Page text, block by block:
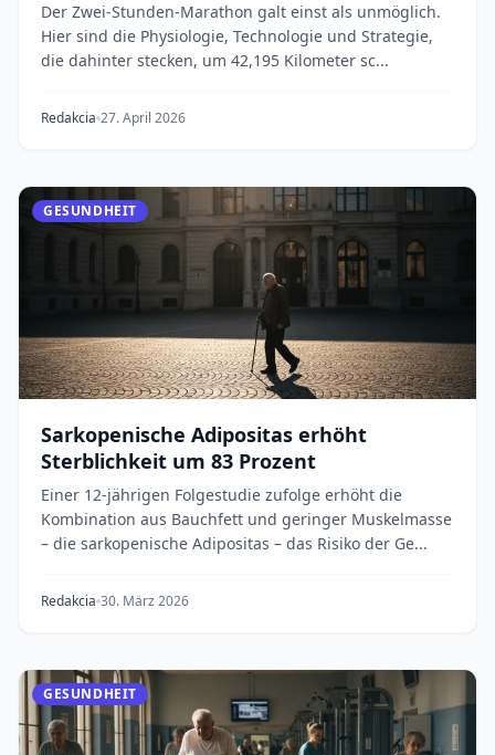
Der Zwei-Stunden-Marathon galt einst als unmöglich.
Hier sind die Physiologie, Technologie und Strategie,
die dahinter stecken, um 42,195 Kilometer sc...
Redakcia 27. April 2026
GESUNDHEIT
Sarkopenische Adipositas erhöht
Sterblichkeit um 83 Prozent
Einer 12-jährigen Folgestudie zufolge erhöht die
Kombination aus Bauchfett und geringer Muskelmasse
– die sarkopenische Adipositas – das Risiko der Ge...
Redakcia 30. März 2026
GESUNDHEIT